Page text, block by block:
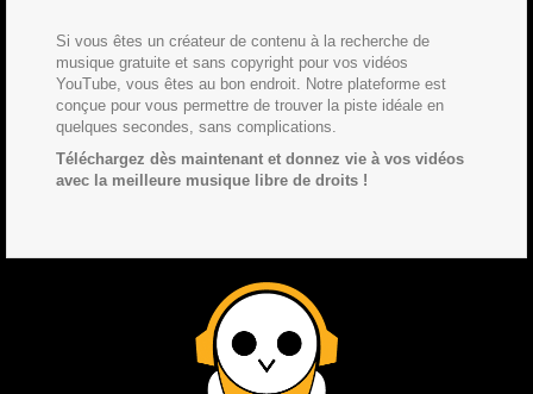
Si vous êtes un créateur de contenu à la recherche de
musique gratuite et sans copyright pour vos vidéos
YouTube, vous êtes au bon endroit. Notre plateforme est
conçue pour vous permettre de trouver la piste idéale en
quelques secondes, sans complications.
Téléchargez dès maintenant et donnez vie à vos vidéos
avec la meilleure musique libre de droits !